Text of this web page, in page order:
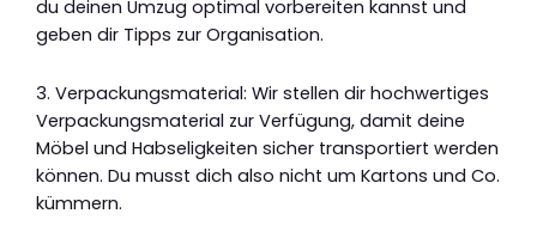
du deinen Umzug optimal vorbereiten kannst und
geben dir Tipps zur Organisation.
3. Verpackungsmaterial: Wir stellen dir hochwertiges
Verpackungsmaterial zur Verfügung, damit deine
Möbel und Habseligkeiten sicher transportiert werden
können. Du musst dich also nicht um Kartons und Co.
kümmern.